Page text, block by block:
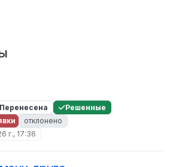
Перенесена
Решенные
отклонено
г., 17:36